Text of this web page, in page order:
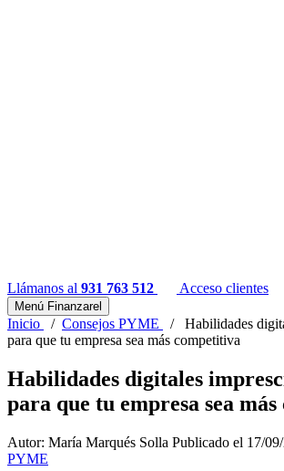
Llámanos al 931 763 512 Acceso clientes
Menú Finanzarel
Inicio / Consejos PYME / Habilidades
para que tu empresa sea más competitiva
Habilidades digitales
para que tu empresa sea
Autor: María Marqués Solla Publicado el 17/
PYME